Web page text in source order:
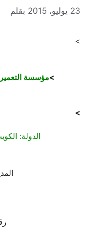
23 يوليو، 2015 بقلم
>
>مؤسسة
>
الدولة: